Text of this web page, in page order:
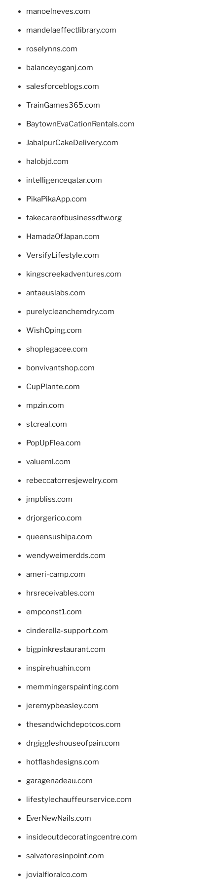
manoelneves.com
mandelaeffectlibrary.com
roselynns.com
balanceyoganj.com
salesforceblogs.com
TrainGames365.com
BaytownEvaCationRentals.com
JabalpurCakeDelivery.com
halobjd.com
intelligenceqatar.com
PikaPikaApp.com
takecareofbusinessdfw.org
HamadaOfJapan.com
VersifyLifestyle.com
kingscreekadventures.com
antaeuslabs.com
purelycleanchemdry.com
WishOping.com
shoplegacee.com
bonvivantshop.com
CupPlante.com
mpzin.com
stcreal.com
PopUpFlea.com
valueml.com
rebeccatorresjewelry.com
jmpbliss.com
drjorgerico.com
queensushipa.com
wendyweimerdds.com
ameri-camp.com
hrsreceivables.com
empconst1.com
cinderella-support.com
bigpinkrestaurant.com
inspirehuahin.com
memmingerspainting.com
jeremypbeasley.com
thesandwichdepotcos.com
drgiggleshouseofpain.com
hotflashdesigns.com
garagenadeau.com
lifestylechauffeurservice.com
EverNewNails.com
insideoutdecoratingcentre.com
salvatoresinpoint.com
jovialfloralco.com